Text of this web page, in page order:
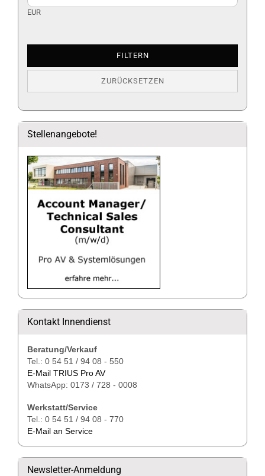
EUR
FILTERN
ZURÜCKSETZEN
Stellenangebote!
Kontakt Innendienst
Beratung/Verkauf
Tel.: 0 54 51 / 94 08 - 550
E-Mail TRIUS Pro AV
WhatsApp: 0173 / 728 - 0008
Werkstatt/Service
Tel.: 0 54 51 / 94 08 - 770
E-Mail an Service
Newsletter-Anmeldung